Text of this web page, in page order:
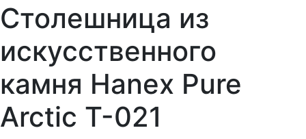
Столешница из
искусственного
камня Hanex Pure
Arctic T-021